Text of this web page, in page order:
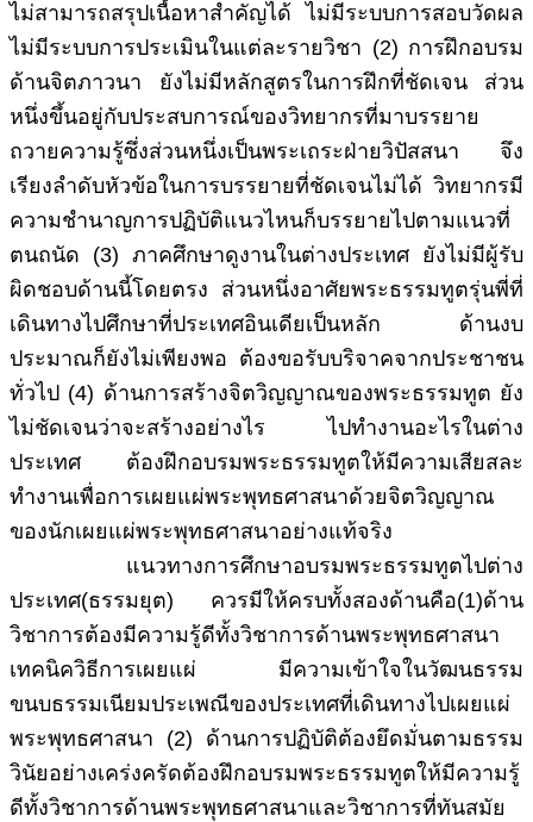
ไม่สามารถสรุปเนื้อหาสำคัญได้ ไม่มีระบบการสอบวัดผล
ไม่มีระบบการประเมินในแต่ละรายวิชา (2) การฝึกอบรม
ด้านจิตภาวนา ยังไม่มีหลักสูตรในการฝึกที่ชัดเจน ส่วน
หนึ่งขึ้นอยู่กับประสบการณ์ของวิทยากรที่มาบรรยาย
ถวายความรู้ซึ่งส่วนหนึ่งเป็นพระเถระฝ่ายวิปัสสนา จึง
เรียงลำดับหัวข้อในการบรรยายที่ชัดเจนไม่ได้ วิทยากรมี
ความชำนาญการปฏิบัติแนวไหนก็บรรยายไปตามแนวที่
ตนถนัด (3) ภาคศึกษาดูงานในต่างประเทศ ยังไม่มีผู้รับ
ผิดชอบด้านนี้โดยตรง ส่วนหนึ่งอาศัยพระธรรมทูตรุ่นพี่ที่
เดินทางไปศึกษาที่ประเทศอินเดียเป็นหลัก ด้านงบ
ประมาณก็ยังไม่เพียงพอ ต้องขอรับบริจาคจากประชาชน
ทั่วไป (4) ด้านการสร้างจิตวิญญาณของพระธรรมทูต ยัง
ไม่ชัดเจนว่าจะสร้างอย่างไร ไปทำงานอะไรในต่าง
ประเทศ ต้องฝึกอบรมพระธรรมทูตให้มีความเสียสละ
ทำงานเพื่อการเผยแผ่พระพุทธศาสนาด้วยจิตวิญญาณ
ของนักเผยแผ่พระพุทธศาสนาอย่างแท้จริง
แนวทางการศึกษาอบรมพระธรรมทูตไปต่าง
ประเทศ(ธรรมยุต) ควรมีให้ครบทั้งสองด้านคือ(1)ด้าน
วิชาการต้องมีความรู้ดีทั้งวิชาการด้านพระพุทธศาสนา
เทคนิควิธีการเผยแผ่ มีความเข้าใจในวัฒนธรรม
ขนบธรรมเนียมประเพณีของประเทศที่เดินทางไปเผยแผ่
พระพุทธศาสนา (2) ด้านการปฏิบัติต้องยึดมั่นตามธรรม
วินัยอย่างเคร่งครัดต้องฝึกอบรมพระธรรมทูตให้มีความรู้
ดีทั้งวิชาการด้านพระพุทธศาสนาและวิชาการที่ทันสมัย